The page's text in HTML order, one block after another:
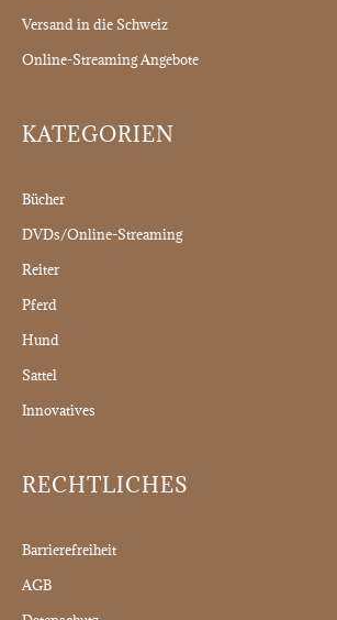
Versand in die Schweiz
Online-Streaming Angebote
KATEGORIEN
Bücher
DVDs/Online-Streaming
Reiter
Pferd
Hund
Sattel
Innovatives
RECHTLICHES
Barrierefreiheit
AGB